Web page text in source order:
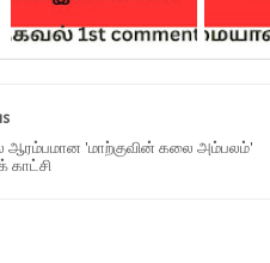
ஆரம்பமான 'மாற்குவின் கலை அம்பலம்'
காட்சி